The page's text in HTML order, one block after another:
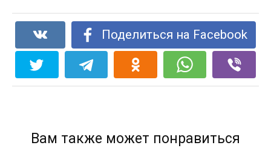
Поделиться на Facebook
Вам также может понравиться